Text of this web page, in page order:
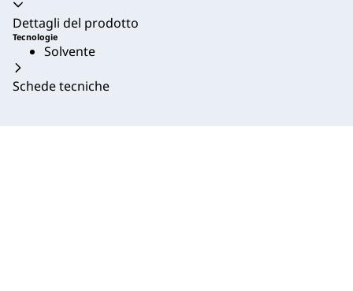
Dettagli del prodotto
Tecnologie
Solvente
Schede tecniche